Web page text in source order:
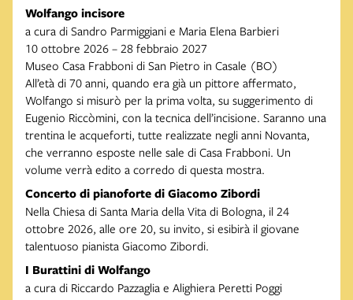
Wolfango incisore
a cura di Sandro Parmiggiani e Maria Elena Barbieri
10 ottobre 2026 – 28 febbraio 2027
Museo Casa Frabboni di San Pietro in Casale (BO)
All’età di 70 anni, quando era già un pittore affermato,
Wolfango si misurò per la prima volta, su suggerimento di
Eugenio Riccòmini, con la tecnica dell’incisione. Saranno una
trentina le acqueforti, tutte realizzate negli anni Novanta,
che verranno esposte nelle sale di Casa Frabboni. Un
volume verrà edito a corredo di questa mostra.
Concerto di pianoforte di Giacomo Zibordi
Nella Chiesa di Santa Maria della Vita di Bologna, il 24
ottobre 2026, alle ore 20, su invito, si esibirà il giovane
talentuoso pianista Giacomo Zibordi.
I Burattini di Wolfango
a cura di Riccardo Pazzaglia e Alighiera Peretti Poggi